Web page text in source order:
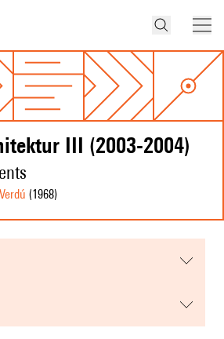
III (2003-2004)
(1968)